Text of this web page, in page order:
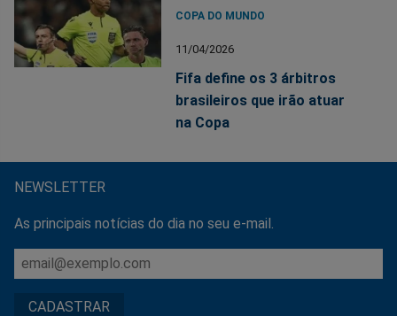
COPA DO MUNDO
11/04/2026
Fifa define os 3 árbitros
brasileiros que irão atuar
na Copa
NEWSLETTER
As principais notícias do dia no seu e-mail.